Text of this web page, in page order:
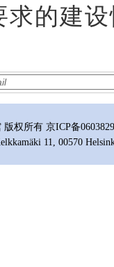
求的建
权所有 京ICP备
11, 00570